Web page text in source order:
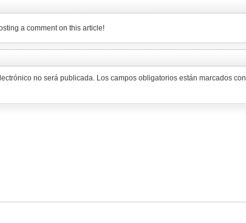
a comment on this article!
no será publicada. Los campos obligatorios están marcados con